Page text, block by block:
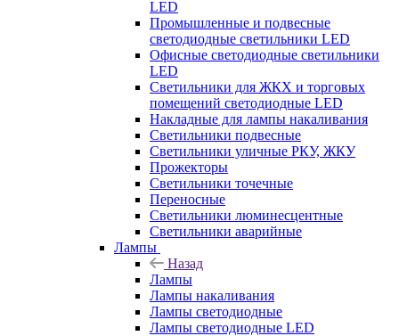
LED
Промышленные и подвесные
светодиодные светильники LED
Офисные светодиодные светильники
LED
Светильники для ЖКХ и торговых
помещений светодиодные LED
Накладные для лампы накаливания
Светильники подвесные
Светильники уличные РКУ, ЖКУ
Прожекторы
Cветильники точечные
Переносные
Светильники люминесцентные
Светильники аварийные
Лампы
Назад
Лампы
Лампы накаливания
Лампы светодиодные
Лампы светодиодные LED